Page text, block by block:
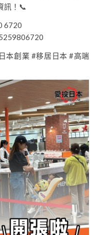
訊！📞
6720
本創業 #移居日本 #高端